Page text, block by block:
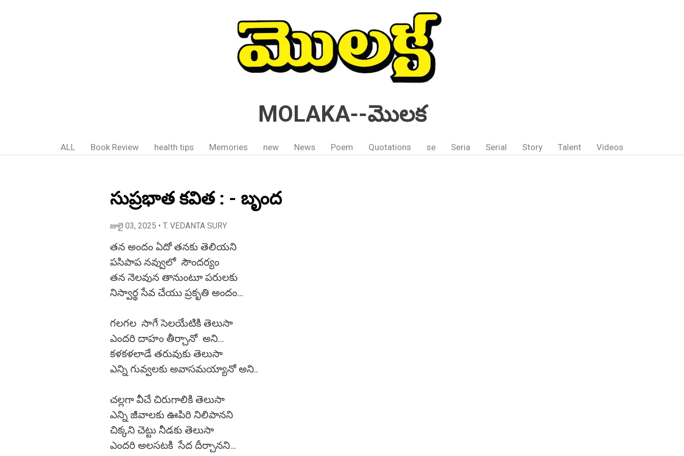
MOLAKA--మొలక
ALL Book Review health tips Memories new News Poem Quotations se Seria Serial Story Talent Videos
సుప్రభాత కవిత : - బృంద
జులై 03, 2025 • T. VEDANTA SURY
తన అందం ఏదో తనకు తెలియని
పసిపాప నవ్వులో సౌందర్యం
తన నెలవున తానుంటూ పరులకు
నిస్వార్థ సేవ చేయు ప్రకృతి అందం...
గలగల సాగే సెలయేటికి తెలుసా
ఎందరి దాహం తీర్చానో అని...
కళకళలాడే తరువుకు తెలుసా
ఎన్ని గువ్వలకు అవాసమయ్యానో అని..
చల్లగా వీచే చిరుగాలికి తెలుసా
ఎన్ని జీవాలకు ఊపిరి నిలిపానని
చిక్కని చెట్టు నీడకు తెలుసా
ఎందరి అలసటకి సేద దీర్చానని...